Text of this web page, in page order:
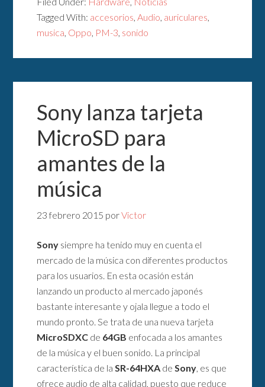
Tagged With: accesorios,Audio, auriculares,
musica, Oppo, PM-3, sonido
Sony lanza tarjeta
MicroSD para
amantes de la
música
23 febrero 2015 porVictor
Sony siempre ha tenido muy en cuenta el
mercado de la música con diferentes productos
para los usuarios. En esta ocasión están
lanzando un producto al mercado japonés
bastante interesante y ojala llegue a todo el
mundo pronto. Se trata de una nueva tarjeta
MicroSDXC de 64GB enfocada a los amantes
de la música y el buen sonido. La principal
característica de laSR-64HXA deSony, es que
ofrece audio de alta calidad, puesto que reduce